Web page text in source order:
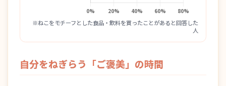
※ねこをモチーフとした食品・飲料を買ったことがあると回答した
人
自分をねぎらう「ご褒美」の時間